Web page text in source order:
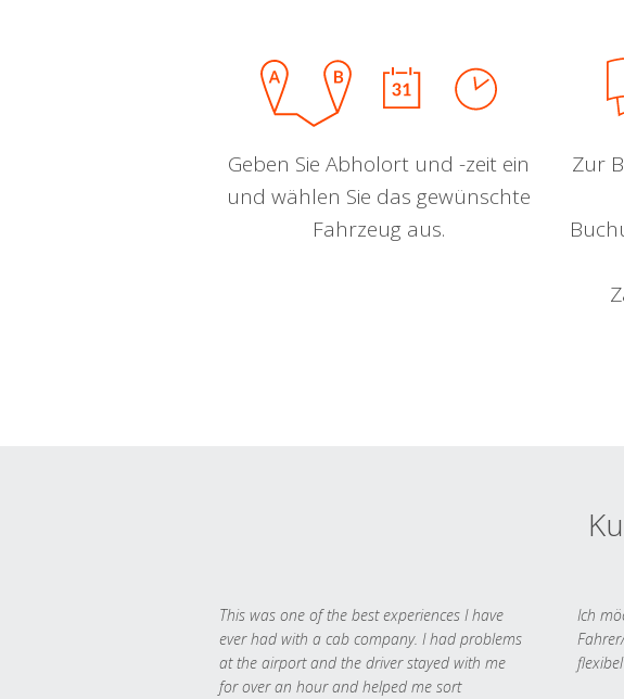
Geben Sie Abholort und -zeit ein
und wählen Sie das gewünschte
Fahrzeug aus.
Zur
This was one of the best experiences I have
ever had with a cab company. I had problems
at the airport and the driver stayed with me
for over an hour and helped me sort
Ich